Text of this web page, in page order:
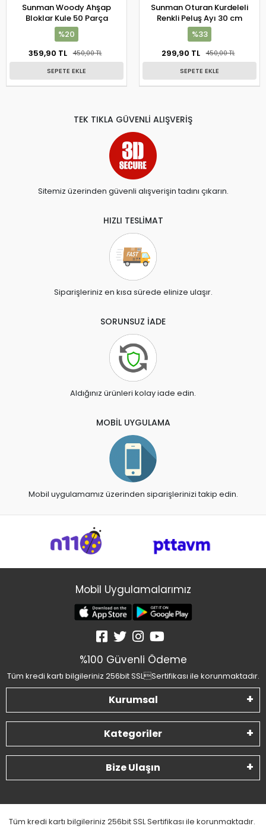
Sunman Woody Ahşap
Bloklar Kule 50 Parça
%20
359,90 TL
450,00 TL
SEPETE EKLE
Sunman Oturan Kurdeleli
Renkli Peluş Ayı 30 cm
%33
299,90 TL
450,00 TL
SEPETE EKLE
TEK TIKLA GÜVENLİ ALIŞVERİŞ
Sitemiz üzerinden güvenli alışverişin tadını çıkarın.
HIZLI TESLİMAT
Siparişleriniz en kısa sürede elinize ulaşır.
SORUNSUZ İADE
Aldığınız ürünleri kolay iade edin.
MOBİL UYGULAMA
Mobil uygulamamız üzerinden siparişlerinizi takip edin.
Mobil Uygulamalarımız
%100 Güvenli Ödeme
Tüm kredi kartı bilgileriniz 256bit SSLSertifikası ile korunmaktadır.
Kurumsal
Kategoriler
Bize Ulaşın
Tüm kredi kartı bilgileriniz 256bit SSL Sertifikası ile korunmaktadır.